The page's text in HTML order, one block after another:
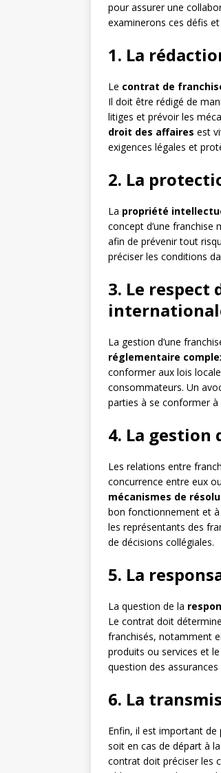
pour assurer une
examinerons ces défis
1. La
Le contrat de
Il doit être rédigé de
litiges et prévoir les
droit des affaires est
exigences légales et
2. La
La propriété
concept d’une
afin de prévenir tout
préciser les conditions
3. Le
La gestion d’une
réglementaire
conformer aux lois
consommateurs. Un
parties à se conformer à
4. La
Les relations entre
concurrence entre eux
mécanismes de
bon fonctionnement et à
les représentants des
de décisions collégiales.
5. La
La question de la
Le contrat doit
franchisés, notamment
produits ou services et
question des
6. La
Enfin, il est important
soit en cas de départ à
contrat doit préciser les